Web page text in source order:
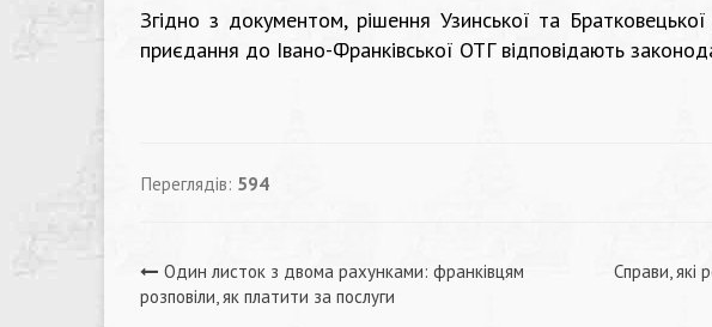
Згідно з документом, рішення Узинської та
приєдання до Івано-Франківської ОТГ відповідають
Переглядів: 594
Навігація
Один листок з двома рахунками: франківцям
розповіли, як платити за послуги
Справи, які